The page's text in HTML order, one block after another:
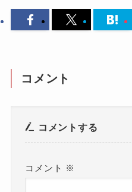
コメント
コメントする
コメント ※